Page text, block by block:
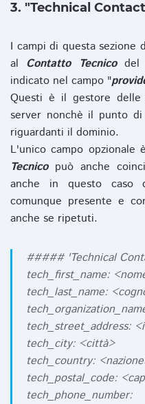
3. "Technical
I campi di questa
al Contatto Tecnicodel
indicato nel campo "
Questi è il gestore delle
server nonchè il punto
riguardanti il dominio.
L'unico campo
Tecnicopuò anche
anche in questo caso
comunque presente e
anche se ripetuti.
##### 'Technical
tech_first_name:
tech_last_name:
tech_street_address:
tech_city: <città>
tech_country:
tech_postal_code: